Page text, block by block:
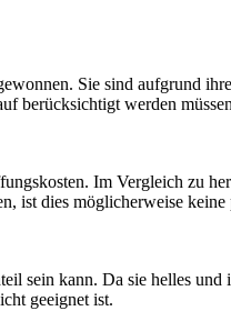
Sie sind aufgrund
berücksichtigt werden
Im Vergleich zu
ist dies möglicherweise
sein kann. Da sie helles
geeignet ist.